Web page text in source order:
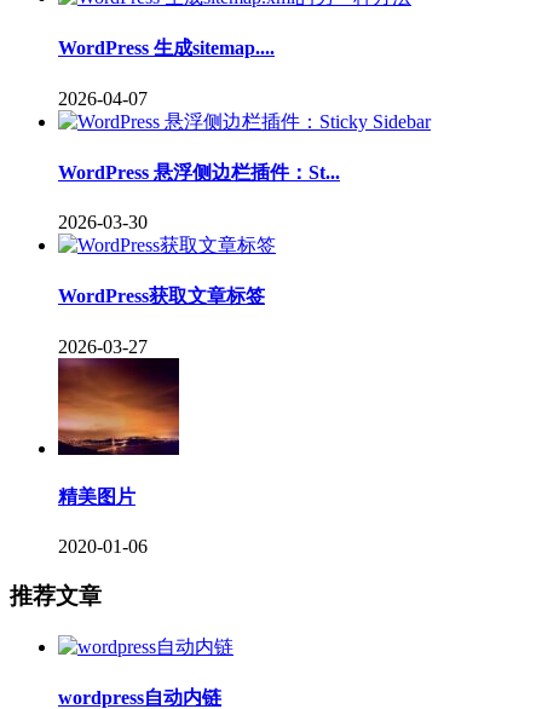
WordPress 生成sitemap....
2026-04-07
WordPress 悬浮侧边栏插件：St...
2026-03-30
WordPress获取文章标签
2026-03-27
精美图片
2020-01-06
推荐文章
wordpress自动内链